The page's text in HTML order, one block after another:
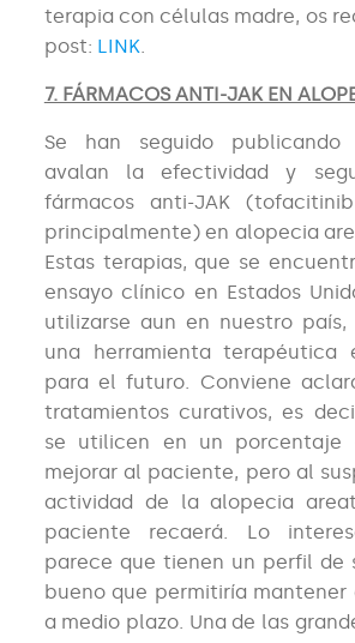
terapia con células madre, os
post: LINK.
7. FÁRMACOS ANTI-JAK EN
Se han seguido publicando
avalan la efectividad y
fármacos anti-JAK
principalmente) en alopecia
Estas terapias, que se
ensayo clínico en Estados
utilizarse aun en nuestro país,
una herramienta terapéutica
para el futuro. Conviene
tratamientos curativos, es
se utilicen en un porcentaje
mejorar al paciente, pero al
actividad de la alopecia
paciente recaerá. Lo
parece que tienen un perfil de
bueno que permitiría
a medio plazo. Una de las